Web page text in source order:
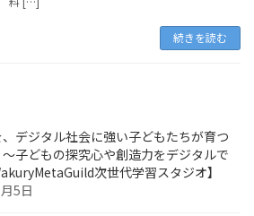
続きを読む
、デジタル社会に強い子どもたちが育つ
子どもの探究心や創造力をデジタルで
次世代学習スタジオ】
5日